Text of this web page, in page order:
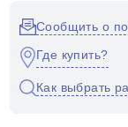
Сообщить о
Где купить?
Как выбрать